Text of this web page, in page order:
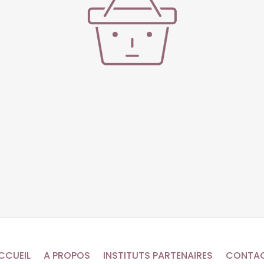
A PROPOS INSTITUTS PARTENAIRES